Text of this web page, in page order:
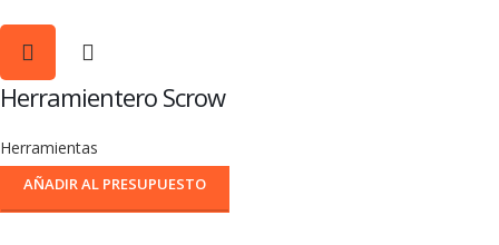
Herramientero Scrow
Herramientas
AÑADIR AL PRESUPUESTO